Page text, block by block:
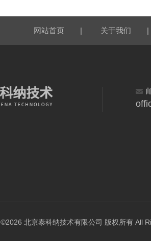
网站首页 | 关于我们 |
©2026 北京泰科纳技术有限公司 版权所有 All